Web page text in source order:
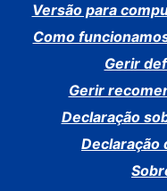
Versão para
Como
Gerir
Gerir
Declaração
Declaração